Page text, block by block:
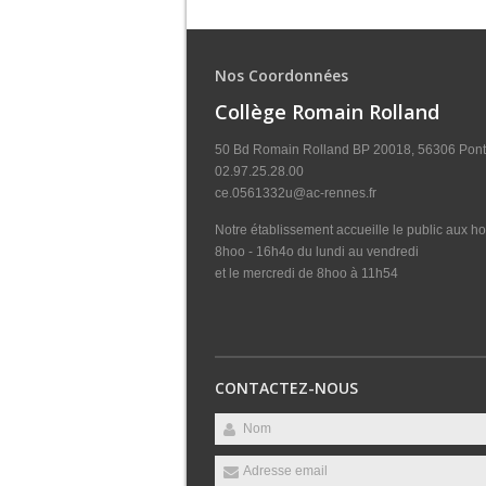
Nos Coordonnées
Collège Romain Rolland
50 Bd Romain Rolland BP 20018, 56306
02.97.25.28.00
ce.0561332u@ac-rennes.fr
Notre établissement accueille le public aux
8hoo - 16h4o du lundi au vendredi
et le mercredi de 8hoo à 11h54
CONTACTEZ-NOUS